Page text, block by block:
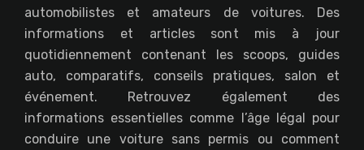
automobilistes et amateurs de voitures. Des
informations et articles sont mis à jour
quotidiennement contenant les scoops, guides
auto, comparatifs, conseils pratiques, salon et
événement. Retrouvez également des
informations essentielles comme l’âge légal pour
conduire une voiture sans permis ou comment